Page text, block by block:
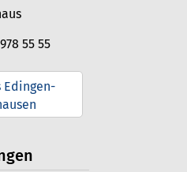
55 55
Edingen-